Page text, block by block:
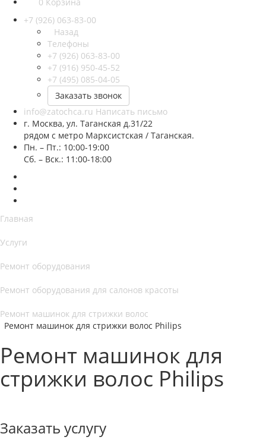
+7 (926) 063-83-00
Назад
Телефоны
+7 (926) 063-83-00
+7 (916) 950-45-52
+7 (495) 085-04-05
Заказать звонок
info@zatochca.ru Написать письмо
г. Москва, ул. Таганская д.31/22
рядом с метро Марксистская / Таганская.
Пн. – Пт.: 10:00-19:00
Сб. – Вск.: 11:00-18:00
Главная
Услуги
Ремонт оборудования
Ремонт оборудования для салонов красоты
Ремонт машинок для стрижки волос
Ремонт машинок для стрижки волос Philips
Ремонт машинок для
стрижки волос Philips
Заказать услугу